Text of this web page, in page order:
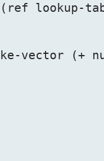
lookup-
vector (+